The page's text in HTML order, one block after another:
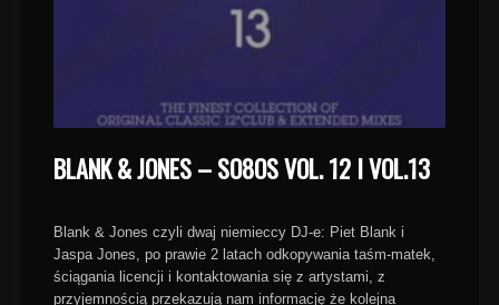
BLANK & JONES – SO8OS VOL. 12 I VOL.13
Blank & Jones czyli dwaj niemieccy DJ-e: Piet Blank i
Jaspa Jones, po prawie 2 latach odkopywania taśm-matek,
ściągania licencji i kontaktowania się z artystami, z
przyjemnością przekazują nam informację że kolejna